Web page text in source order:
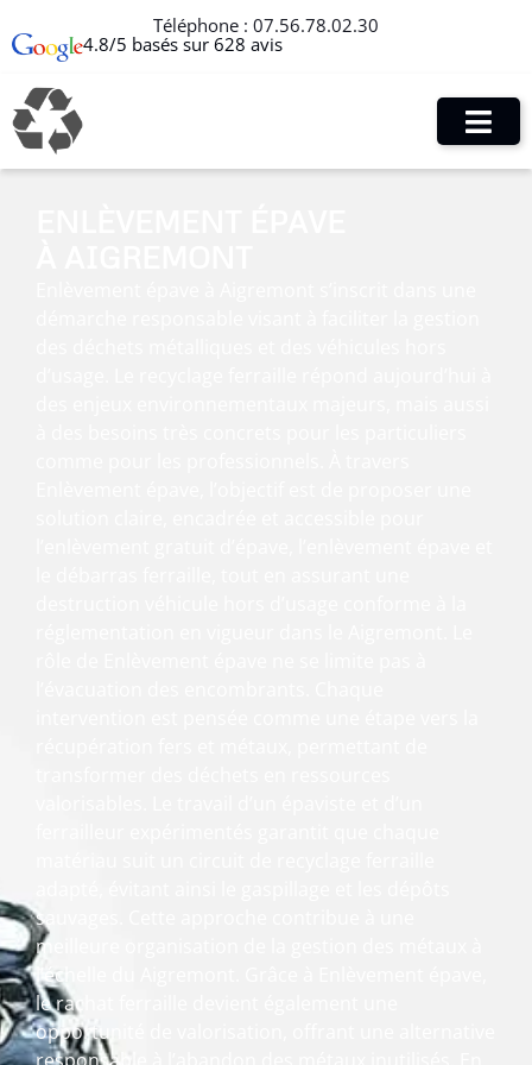
Téléphone : 07.56.78.02.30
4.8/5 basés sur 628 avis
sauvages. Cette approche contribue à une
meilleure organisation de la gestion des métaux à
l’échelle du Aigremont. Grâce à Enlèvement épave,
le rachat ferraille devient également une
opportunité de valorisation, offrant une alternative